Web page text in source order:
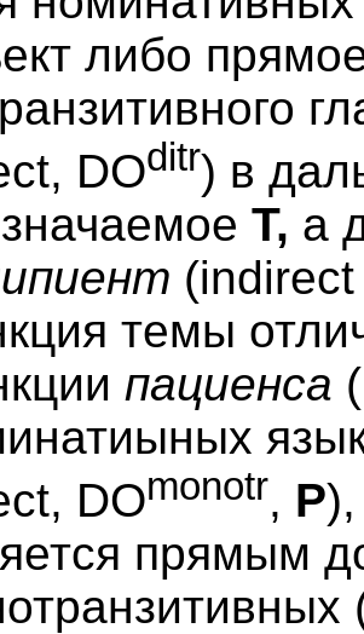
либо
DOditr) в
T, а
темы
пациенса
DOmonotr, P
прямым